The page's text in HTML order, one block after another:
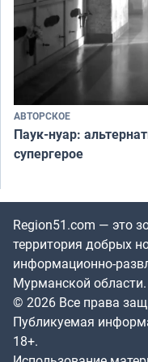
АВТОРСКОЕ
Паук-нуар:
супергерое
Region51.com — это
территория добрых
информационно-
Мурманской области.
© 2026 Все права
Публикуемая
18+.